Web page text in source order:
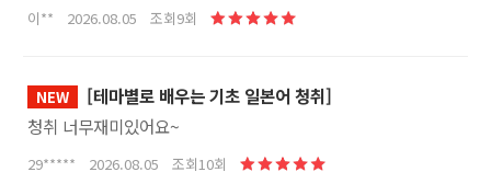
이** 2026.08.05 조회9회
NEW
[테마별로 배우는 기초 일본어 청취]
청취 너무재미있어요~
29***** 2026.08.05 조회10회